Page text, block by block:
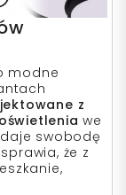
modne
z
we
swobodę
że z